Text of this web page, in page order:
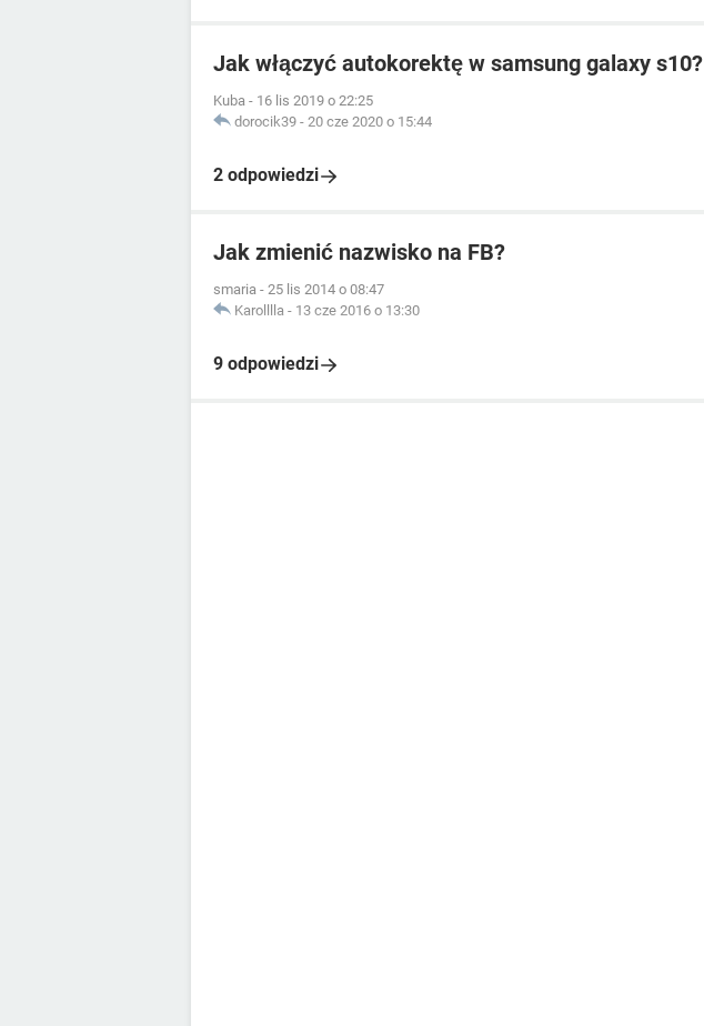
Jak włączyć autokorektę w samsung galaxy s10?
Kuba - 16 lis 2019 o 22:25
dorocik39 - 20 cze 2020 o 15:44
2 odpowiedzi
Jak zmienić nazwisko na FB?
smaria - 25 lis 2014 o 08:47
Karolllla - 13 cze 2016 o 13:30
9 odpowiedzi